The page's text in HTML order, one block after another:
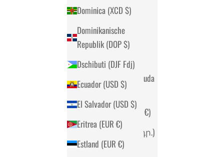
Dominica (XCD $)
Dominikanische
Republik (DOP $)
Dschibuti (DJF Fdj)
Ecuador (USD $)
El Salvador (USD $)
Eritrea (EUR €)
Estland (EUR €)
Antigua und Barbuda
(XCD $)
Argentinien (EUR €)
Armenien (AMD դր.)